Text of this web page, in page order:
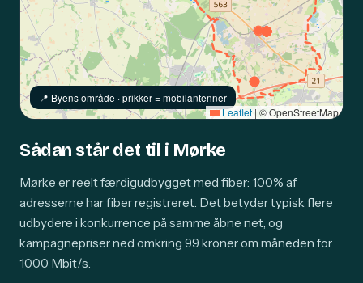
📍️ Byens område · prikker = mobilantenner
Leaflet | © OpenStreetMap
Sådan står det til i Mørke
Mørke er reelt færdigudbygget med fiber: 100% af
adresserne har fiber registreret. Det betyder typisk flere
udbydere i konkurrence på samme åbne net, og
kampagnepriser ned omkring 99 kroner om måneden for
1000 Mbit/s.